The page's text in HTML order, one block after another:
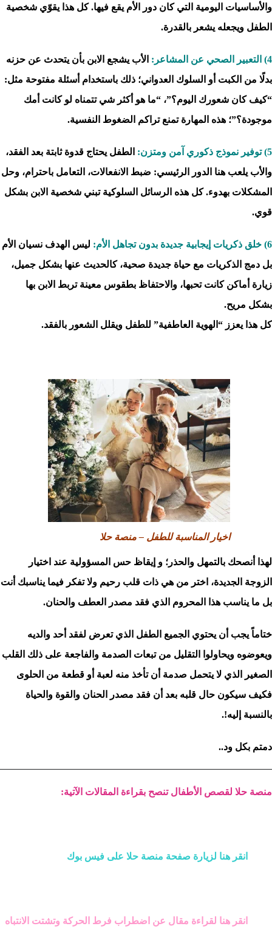
والأساسيات اليومية التي كان دور الأم يقع فيها. كل هذا يقوّي شخصية
الطفل ويجعله يشعر بالقدرة.
4) التعبير الصحي عن المشاعر:
الأب يشجع الابن بأن يتحدث عن حزنه
بدلًا من الكبت أو السلوك العدواني؛ ذلك باستخدام أسئلة مفتوحة مثل:
“كيف كان شعورك اليوم؟”، “ما هو أكثر شي تتمناه لو كانت أمك
موجودة؟”؛ هذه المهارة تمنع تراكم الضغوط النفسية.
5) توفير نموذج ذكوري آمن ومتزن:
الطفل يحتاج قدوة ثابتة بعد الفقد،
والأب يلعب هنا الدور الرئيسي: ضبط الانفعالات، التعامل باحترام، وحل
المشكلات بهدوء. كل هذه الرسائل السلوكية تبني شخصية الابن بشكل
قوي.
6) خلق ذكريات إيجابية جديدة بدون تجاهل الأم:
ليس الهدف نسيان الأم
بل دمج الذكريات مع حياة جديدة صحية، كالحديث عنها بشكل جميل،
زيارة أماكن كانت تحبها، والاحتفاظ بطقوس معينة تربط الابن بها
بشكل مريح.
كل هذا يعزز “الهوية العاطفية” للطفل ويقلل الشعور بالفقد.
اخيار المناسبة للطفل – منصة حلا
لهذا أنصحك بالتمهل والحذر؛ و إيقاظ حس المسؤولية عند اختيار
الزوجة الجديدة، اختر من هي ذات قلب رحيم ولا تفكر فيما يناسبك أنت
بل ما يناسب هذا المحروم الذي فقد مصدر العطف والحنان.
ختاماً يجب أن يحتوي الجميع الطفل الذي تعرض لفقد أحد والديه
ويعوضوه ويحاولوا التقليل من تبعات الصدمة والفاجعة على ذلك القلب
الصغير الذي لا يتحمل صدمة أن تأخذ منه لعبة أو قطعة من الحلوى
فكيف سيكون حال قلبه بعد أن فقد مصدر الحنان والقوة والحياة
بالنسبة إليه!.
دمتم بكل ود..
منصة حلا لقصص الأطفال تنصح بقراءة المقالات الآتية:
انقر هنا لزيارة صفحة منصة حلا على فيس بوك
انقر هنا لقراءة مقال عن اضطراب فرط الحركة وتشتت الانتباه